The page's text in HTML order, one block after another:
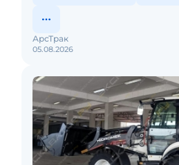
05.08.2026
АрсТрак